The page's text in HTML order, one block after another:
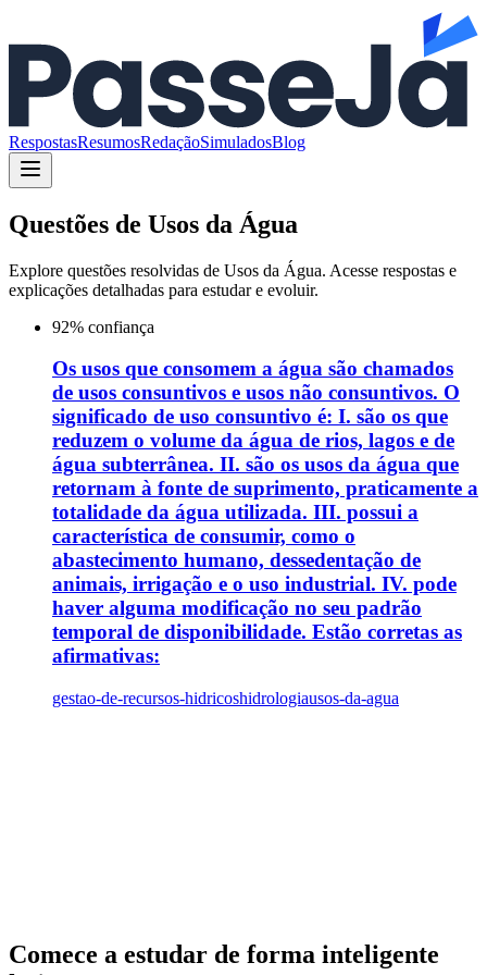
RespostasResumosRedaçãoSimuladosBlog
Questões de Usos da Água
Explore questões resolvidas de Usos da Água. Acesse respostas e
explicações detalhadas para estudar e evoluir.
92% confiança
Os usos que consomem a água são chamados
de usos consuntivos e usos não consuntivos. O
significado de uso consuntivo é: I. são os que
reduzem o volume da água de rios, lagos e de
água subterrânea. II. são os usos da água que
retornam à fonte de suprimento, praticamente a
totalidade da água utilizada. III. possui a
característica de consumir, como o
abastecimento humano, dessedentação de
animais, irrigação e o uso industrial. IV. pode
haver alguma modificação no seu padrão
temporal de disponibilidade. Estão corretas as
afirmativas:
gestao-de-recursos-hidricoshidrologiausos-da-agua
Comece a estudar de forma inteligente